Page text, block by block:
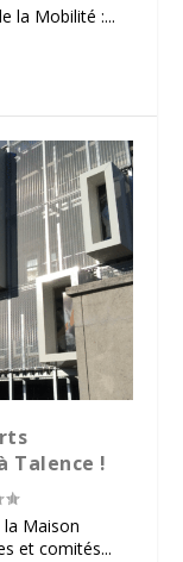
la Mobilité :...
Talence !
Maison
et comités...